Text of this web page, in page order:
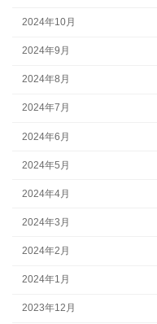
2024年10月
2024年9月
2024年8月
2024年7月
2024年6月
2024年5月
2024年4月
2024年3月
2024年2月
2024年1月
2023年12月